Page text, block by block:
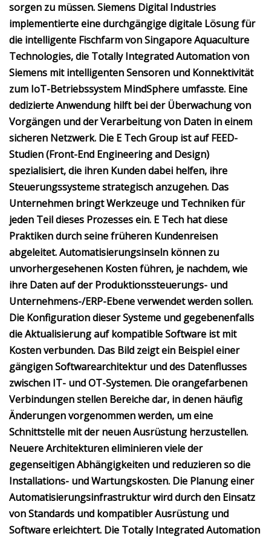
sorgen zu müssen. Siemens Digital Industries
implementierte eine durchgängige digitale Lösung für
die intelligente Fischfarm von Singapore Aquaculture
Technologies, die Totally Integrated Automation von
Siemens mit intelligenten Sensoren und Konnektivität
zum IoT-Betriebssystem MindSphere umfasste. Eine
dedizierte Anwendung hilft bei der Überwachung von
Vorgängen und der Verarbeitung von Daten in einem
sicheren Netzwerk. Die E Tech Group ist auf FEED-
Studien (Front-End Engineering and Design)
spezialisiert, die ihren Kunden dabei helfen, ihre
Steuerungssysteme strategisch anzugehen. Das
Unternehmen bringt Werkzeuge und Techniken für
jeden Teil dieses Prozesses ein. E Tech hat diese
Praktiken durch seine früheren Kundenreisen
abgeleitet. Automatisierungsinseln können zu
unvorhergesehenen Kosten führen, je nachdem, wie
ihre Daten auf der Produktionssteuerungs- und
Unternehmens-/ERP-Ebene verwendet werden sollen.
Die Konfiguration dieser Systeme und gegebenenfalls
die Aktualisierung auf kompatible Software ist mit
Kosten verbunden. Das Bild zeigt ein Beispiel einer
gängigen Softwarearchitektur und des Datenflusses
zwischen IT- und OT-Systemen. Die orangefarbenen
Verbindungen stellen Bereiche dar, in denen häufig
Änderungen vorgenommen werden, um eine
Schnittstelle mit der neuen Ausrüstung herzustellen.
Neuere Architekturen eliminieren viele der
gegenseitigen Abhängigkeiten und reduzieren so die
Installations- und Wartungskosten. Die Planung einer
Automatisierungsinfrastruktur wird durch den Einsatz
von Standards und kompatibler Ausrüstung und
Software erleichtert. Die Totally Integrated Automation